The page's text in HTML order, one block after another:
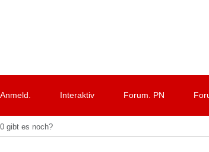
Interaktiv Forum. PN
gibt es noch?